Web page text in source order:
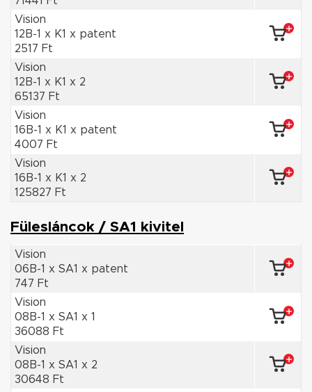
Vision
12B-1 x K1 x patent
2517 Ft
Vision
12B-1 x K1 x 2
65137 Ft
Vision
16B-1 x K1 x patent
4007 Ft
Vision
16B-1 x K1 x 2
125827 Ft
Fülesláncok / SA1 kivitel
Vision
06B-1 x SA1 x patent
747 Ft
Vision
08B-1 x SA1 x 1
36088 Ft
Vision
08B-1 x SA1 x 2
30648 Ft